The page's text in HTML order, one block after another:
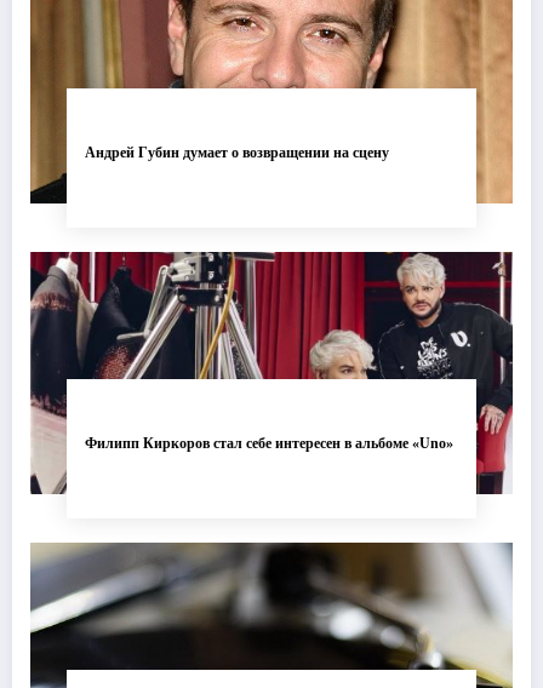
Андрей Губин думает о возвращении на сцену
Филипп Киркоров стал себе интересен в альбоме «Uno»